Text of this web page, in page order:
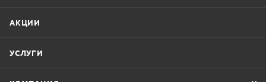
АКЦИИ
УСЛУГИ